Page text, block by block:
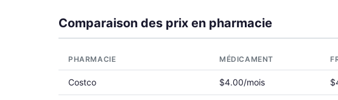
Comparaison des prix en pharmacie
PHARMACIE MÉDICAMENT
Costco $4.00/mois